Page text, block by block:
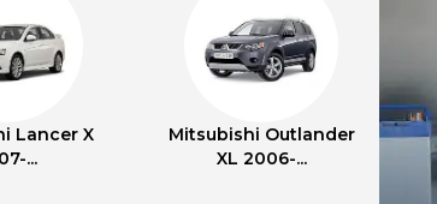
Lancer X
...
Mitsubishi Outlander
XL 2006-...